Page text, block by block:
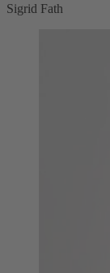
Sigrid Fath